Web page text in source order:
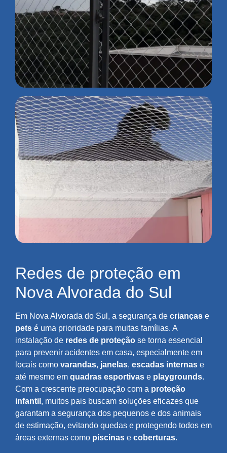
Redes de proteção em
Nova Alvorada do Sul
Em Nova Alvorada do Sul, a segurança de crianças e
pets é uma prioridade para muitas famílias. A
instalação de redes de proteção se torna essencial
para prevenir acidentes em casa, especialmente em
locais como varandas, janelas, escadas internas e
até mesmo em quadras esportivas e playgrounds.
Com a crescente preocupação com a proteção
infantil , muitos pais buscam soluções eficazes que
garantam a segurança dos pequenos e dos animais
de estimação, evitando quedas e protegendo todos em
áreas externas como piscinas e coberturas.